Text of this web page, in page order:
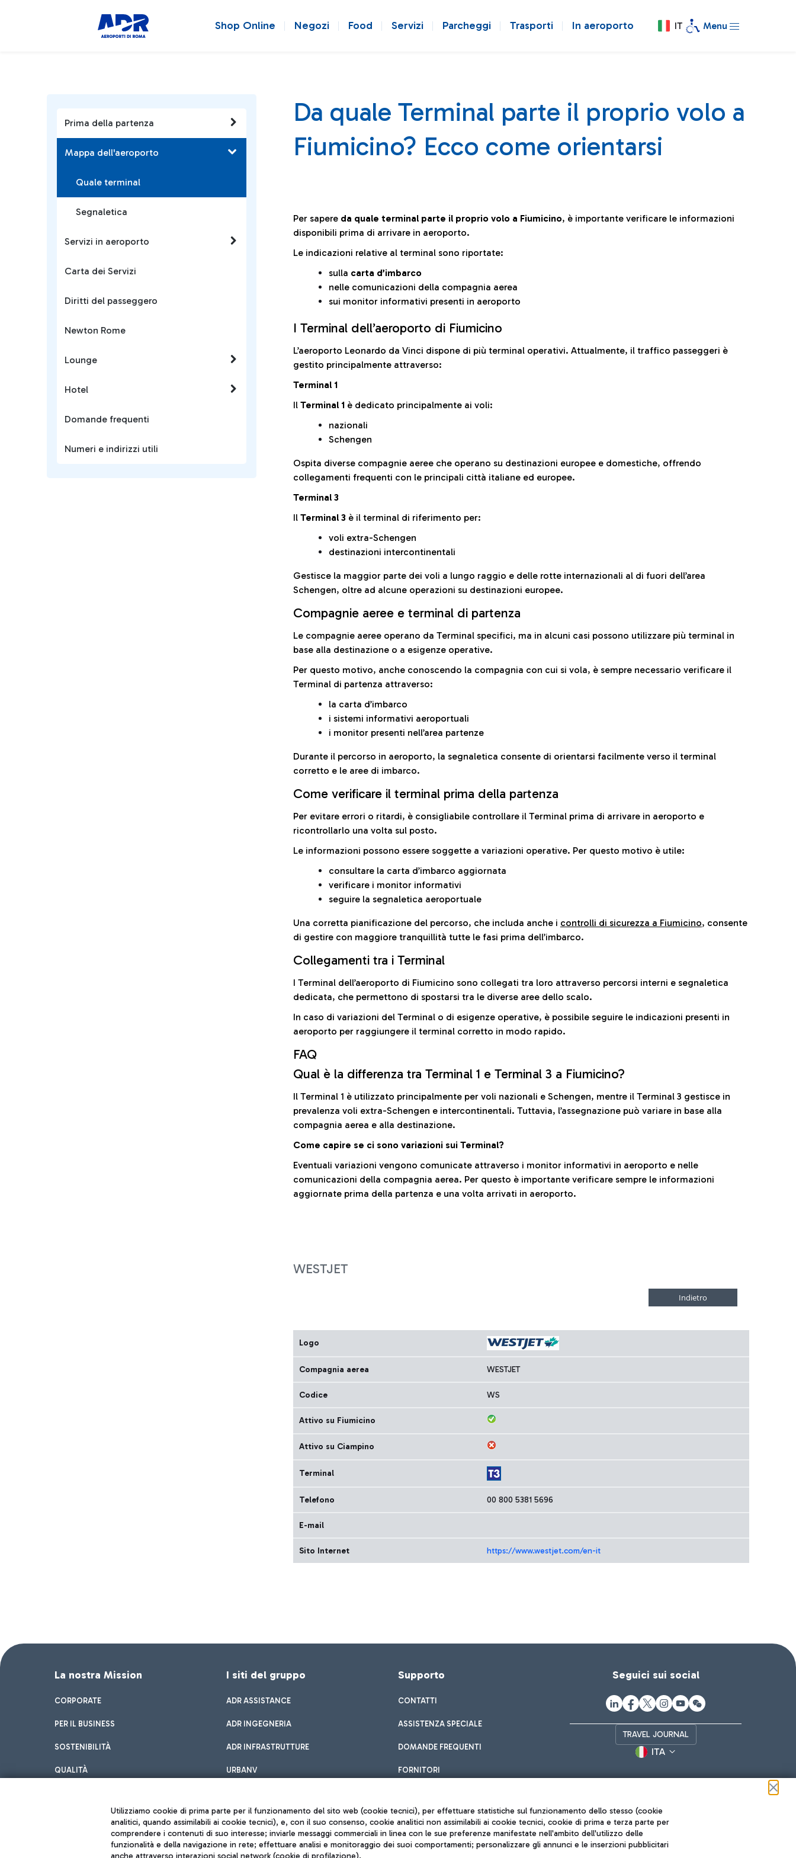
Shop Online Negozi Food Servizi Parcheggi Trasporti In aeroporto IT Menu
Prima della partenza
Mappa dell'aeroporto
Quale terminal
Segnaletica
Servizi in aeroporto
Carta dei Servizi
Diritti del passeggero
Newton Rome
Lounge
Hotel
Domande frequenti
Numeri e indirizzi utili
Da quale Terminal parte il proprio volo a
Fiumicino? Ecco come orientarsi
Per sapere da quale terminal parte il proprio volo a Fiumicino, è importante verificare le informazioni
disponibili prima di arrivare in aeroporto.
Le indicazioni relative al terminal sono riportate:
sulla carta d’imbarco
nelle comunicazioni della compagnia aerea
sui monitor informativi presenti in aeroporto
I Terminal dell’aeroporto di Fiumicino
L’aeroporto Leonardo da Vinci dispone di più terminal operativi. Attualmente, il traffico passeggeri è
gestito principalmente attraverso:
Terminal 1
Il Terminal 1 è dedicato principalmente ai voli:
nazionali
Schengen
Ospita diverse compagnie aeree che operano su destinazioni europee e domestiche, offrendo
collegamenti frequenti con le principali città italiane ed europee.
Terminal 3
Il Terminal 3 è il terminal di riferimento per:
voli extra-Schengen
destinazioni intercontinentali
Gestisce la maggior parte dei voli a lungo raggio e delle rotte internazionali al di fuori dell’area
Schengen, oltre ad alcune operazioni su destinazioni europee.
Compagnie aeree e terminal di partenza
Le compagnie aeree operano da Terminal specifici, ma in alcuni casi possono utilizzare più terminal in
base alla destinazione o a esigenze operative.
Per questo motivo, anche conoscendo la compagnia con cui si vola, è sempre necessario verificare il
Terminal di partenza attraverso:
la carta d’imbarco
i sistemi informativi aeroportuali
i monitor presenti nell’area partenze
Durante il percorso in aeroporto, la segnaletica consente di orientarsi facilmente verso il terminal
corretto e le aree di imbarco.
Come verificare il terminal prima della partenza
Per evitare errori o ritardi, è consigliabile controllare il Terminal prima di arrivare in aeroporto e
ricontrollarlo una volta sul posto.
Le informazioni possono essere soggette a variazioni operative. Per questo motivo è utile:
consultare la carta d’imbarco aggiornata
verificare i monitor informativi
seguire la segnaletica aeroportuale
Una corretta pianificazione del percorso, che includa anche i controlli di sicurezza a Fiumicino, consente
di gestire con maggiore tranquillità tutte le fasi prima dell’imbarco.
Collegamenti tra i Terminal
I Terminal dell’aeroporto di Fiumicino sono collegati tra loro attraverso percorsi interni e segnaletica
dedicata, che permettono di spostarsi tra le diverse aree dello scalo.
In caso di variazioni del Terminal o di esigenze operative, è possibile seguire le indicazioni presenti in
aeroporto per raggiungere il terminal corretto in modo rapido.
FAQ
Qual è la differenza tra Terminal 1 e Terminal 3 a Fiumicino?
Il Terminal 1 è utilizzato principalmente per voli nazionali e Schengen, mentre il Terminal 3 gestisce in
prevalenza voli extra-Schengen e intercontinentali. Tuttavia, l’assegnazione può variare in base alla
compagnia aerea e alla destinazione.
Come capire se ci sono variazioni sui Terminal?
Eventuali variazioni vengono comunicate attraverso i monitor informativi in aeroporto e nelle
comunicazioni della compagnia aerea. Per questo è importante verificare sempre le informazioni
aggiornate prima della partenza e una volta arrivati in aeroporto.
WESTJET
Logo
Compagnia aerea WESTJET
Codice WS
Attivo su Fiumicino
Attivo su Ciampino
Terminal
Telefono 00 800 5381 5696
E-mail
Sito Internet https://www.westjet.com/en-it
La nostra Mission
CORPORATE
PER IL BUSINESS
SOSTENIBILITÀ
QUALITÀ
I siti del gruppo
ADR ASSISTANCE
ADR INGEGNERIA
ADR INFRASTRUTTURE
URBANV
Supporto
CONTATTI
ASSISTENZA SPECIALE
DOMANDE FREQUENTI
FORNITORI
Seguici sui social
TRAVEL JOURNAL
ITA
Utilizziamo cookie di prima parte per il funzionamento del sito web (cookie tecnici), per effettuare statistiche sul funzionamento dello stesso (cookie
analitici, quando assimilabili ai cookie tecnici), e, con il suo consenso, cookie analitici non assimilabili ai cookie tecnici, cookie di prima e terza parte per
comprendere i contenuti di suo interesse; inviarle messaggi commerciali in linea con le sue preferenze manifestate nell'ambito dell'utilizzo delle
funzionalità e della navigazione in rete; effettuare analisi e monitoraggio dei suoi comportamenti; personalizzare gli annunci e le inserzioni pubblicitari
anche attraverso interazioni social network (cookie di profilazione).